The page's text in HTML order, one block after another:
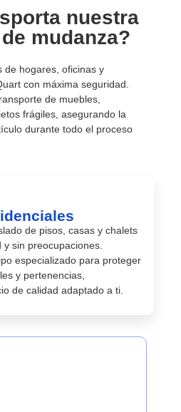
nuestra
mudanza?
de hogares, oficinas y
con máxima seguridad.
de muebles,
frágiles, asegurando la
durante todo el proceso
de pisos, casas y chalets
sin preocupaciones.
especializado para proteger
y pertenencias,
de calidad adaptado a ti.